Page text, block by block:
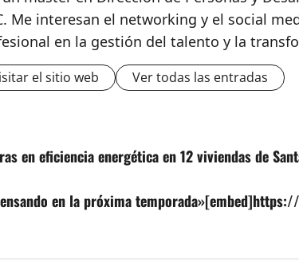
Me interesan el networking y el social
en la gestión del talento y la
el sitio web Ver todas las entradas
en eficiencia energética en 12 viviendas de
en la próxima